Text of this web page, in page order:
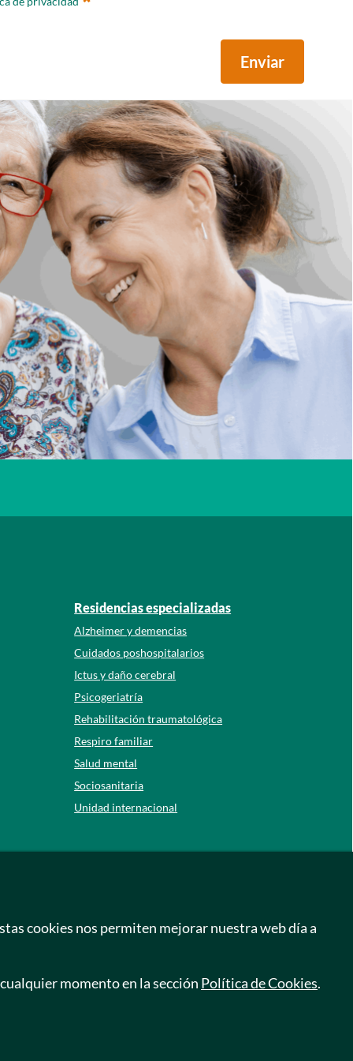
Enviar
ventana nueva
a la red social. Abre ventana nueva
Residencias especializadas
Alzheimer y demencias
Cuidados poshospitalarios
Ictus y daño cerebral
Psicogeriatría
Rehabilitación traumatológica
Respiro familiar
Salud mental
Sociosanitaria
Unidad internacional
León
Tarragona
cookies nos permiten mejorar nuestra web día a
momento en la sección Política de Cookies.